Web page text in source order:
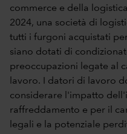
commerce e della
2024, una società di
tutti i furgoni acquistati
siano dotati di
preoccupazioni legate al
lavoro. I datori di lavoro
considerare l'impatto
raffreddamento e per il
legali e la potenziale